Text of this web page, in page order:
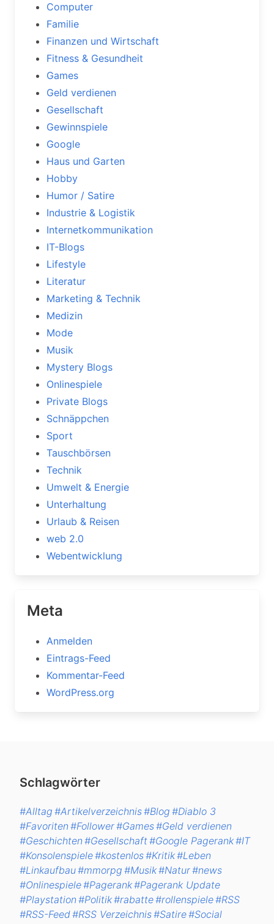
Computer
Familie
Finanzen und Wirtschaft
Fitness & Gesundheit
Games
Geld verdienen
Gesellschaft
Gewinnspiele
Google
Haus und Garten
Hobby
Humor / Satire
Industrie & Logistik
Internetkommunikation
IT-Blogs
Lifestyle
Literatur
Marketing & Technik
Medizin
Mode
Musik
Mystery Blogs
Onlinespiele
Private Blogs
Schnäppchen
Sport
Tauschbörsen
Technik
Umwelt & Energie
Unterhaltung
Urlaub & Reisen
web 2.0
Webentwicklung
Meta
Anmelden
Eintrags-Feed
Kommentar-Feed
WordPress.org
Schlagwörter
#Alltag #Artikelverzeichnis#Blog #Diablo 3
#Favoriten#Follower#Games#Geld verdienen
#Geschichten#Gesellschaft#Google Pagerank#IT
#Konsolenspiele#kostenlos#Kritik#Leben
#Linkaufbau#mmorpg #Musik#Natur#news
#Onlinespiele#Pagerank#Pagerank Update
#Playstation#Politik#rabatte#rollenspiele#RSS
#RSS-Feed#RSS Verzeichnis#Satire#Social